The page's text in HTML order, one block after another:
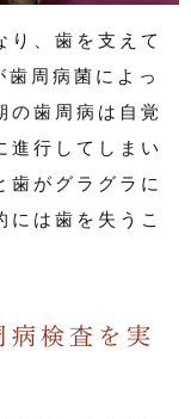
り、歯を支えて
周病菌によっ
の歯周病は自覚
進行してしまい
歯がグラグラに
は歯を失うこ
病検査を実